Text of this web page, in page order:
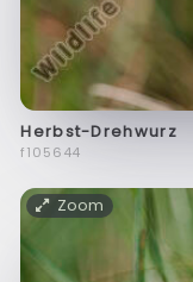
Herbst-Drehwurz
f105644
Zoom